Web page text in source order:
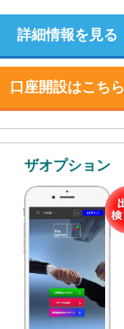
詳細情報を見る
口座開設はこちら
ザオプション